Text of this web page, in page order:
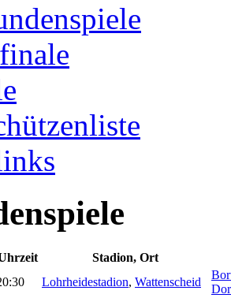
Stadion, Ort
Lohrheidestadion, Wattenscheid